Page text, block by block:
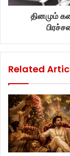
தினமும்
Related